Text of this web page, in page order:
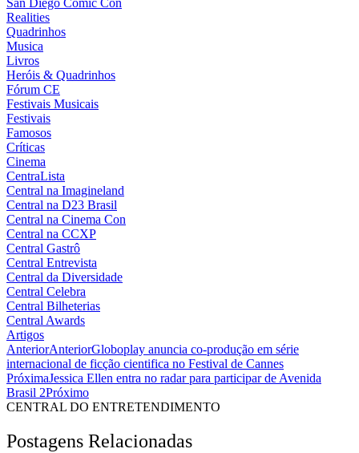
San Diego Comic Con
Realities
Quadrinhos
Musica
Livros
Heróis & Quadrinhos
Fórum CE
Festivais Musicais
Festivais
Famosos
Críticas
Cinema
CentraLista
Central na Imagineland
Central na D23 Brasil
Central na Cinema Con
Central na CCXP
Central Gastrô
Central Entrevista
Central da Diversidade
Central Celebra
Central Bilheterias
Central Awards
Artigos
AnteriorAnteriorGloboplay anuncia co-produção em série
internacional de ficção cientifica no Festival de Cannes
PróximaJessica Ellen entra no radar para participar de Avenida
Brasil 2Próximo
CENTRAL DO ENTRETENDIMENTO
Postagens Relacionadas